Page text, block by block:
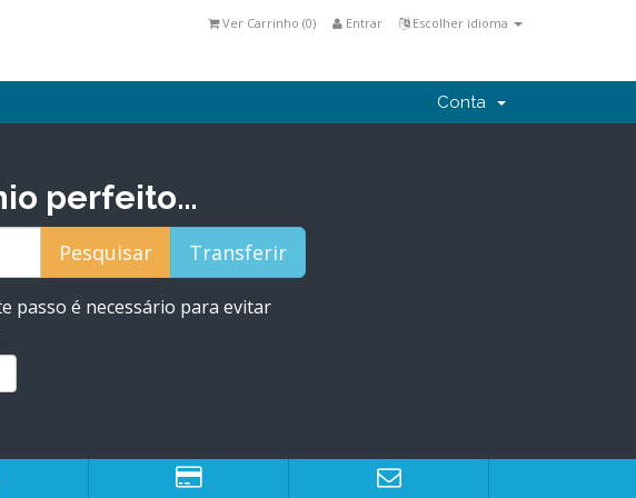
Escolher idioma
Entrar
Ver Carrinho (0)
Conta
perfeito…
passo é necessário para evitar